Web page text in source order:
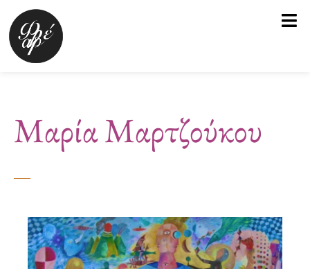
Μετάβαση
στο
περιεχόμενο
Μαρία Μαρτζούκου